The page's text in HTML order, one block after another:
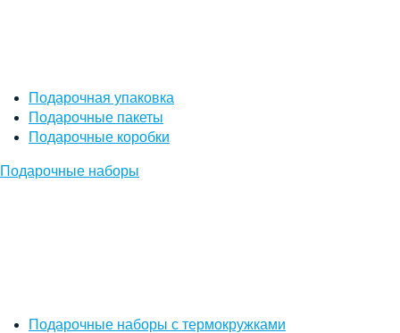
Подарочная упаковка
Подарочные пакеты
Подарочные коробки
Подарочные наборы
Подарочные наборы с термокружками